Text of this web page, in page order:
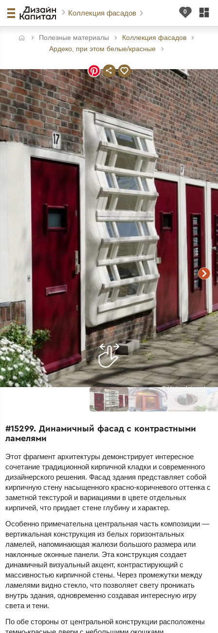
Коллекция фасадов
Полезные материалы
Коллекция фасадов
Ардеко, при этом белые/красные
#15299. Динамичный фасад с контрастными
ламелями
Этот фрагмент архитектуры демонстрирует интересное
сочетание традиционной кирпичной кладки и современного
дизайнерского решения. Фасад здания представляет собой
кирпичную стену насыщенного красно-коричневого оттенка с
заметной текстурой и вариациями в цвете отдельных
кирпичей, что придает стене глубину и характер.
Особенно примечательна центральная часть композиции —
вертикальная конструкция из белых горизонтальных
ламелей, напоминающая жалюзи большого размера или
наклонные оконные панели. Эта конструкция создает
динамичный визуальный акцент, контрастирующий с
массивностью кирпичной стены. Через промежутки между
ламелями видно стекло, что позволяет свету проникать
внутрь здания, одновременно создавая интересную игру
света и тени.
По обе стороны от центральной конструкции расположены